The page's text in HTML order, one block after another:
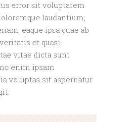
error sit voluptatem
laudantium,
eaque ipsa quae ab
et quasi
vitae dicta sunt
enim ipsam
voluptas sit aspernatur